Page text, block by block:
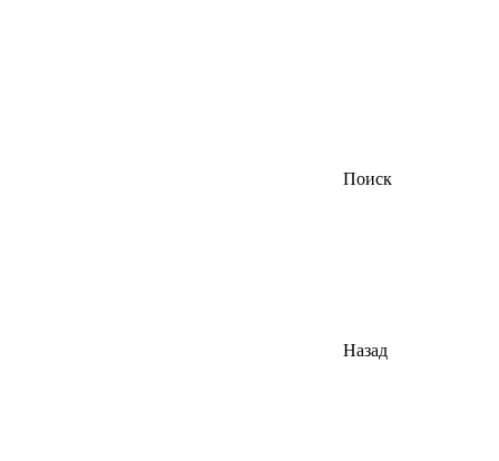
Поиск
Назад